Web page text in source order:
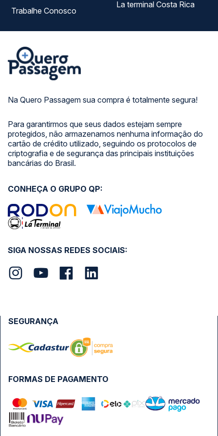
Na Quero Passagem sua compra é totalmente segura!
Para garantirmos que seus dados estejam sempre
protegidos, não armazenamos nenhuma informação do
cartão de crédito utilizado, seguindo os protocolos de
criptografia e de segurança das principais instituições
bancárias do Brasil.
Trabalhe Conosco
La terminal Costa Rica
SIGA NOSSAS REDES SOCIAIS:
CONHEÇA O GRUPO QP:
FORMAS DE PAGAMENTO
SEGURANÇA